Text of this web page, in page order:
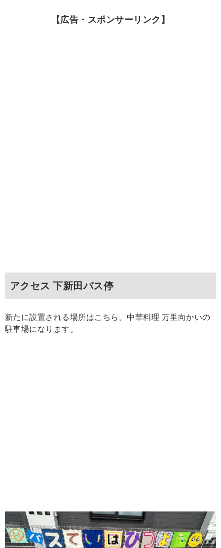
【広告・スポンサーリンク】
アクセス 下新田バス停
新たに設置される場所はこちら。中華料理 万里向かいの
駐車場になります。